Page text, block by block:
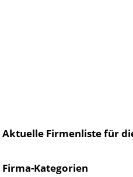
Aktuelle Firmenliste für
Firma-Kategorien